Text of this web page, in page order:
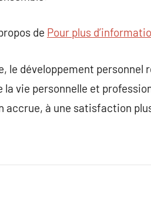
de Pour plus
le développement
vie personnelle et
accrue, à une satisfaction